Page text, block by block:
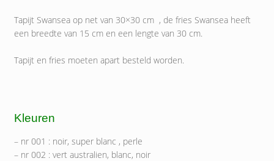
Tapijt Swansea op net van 30×30 cm , de fries Swansea heeft
een breedte van 15 cm en een lengte van 30 cm.
Tapijt en fries moeten apart besteld worden.
Kleuren
– nr 001 : noir, super blanc , perle
– nr 002 : vert australien, blanc, noir